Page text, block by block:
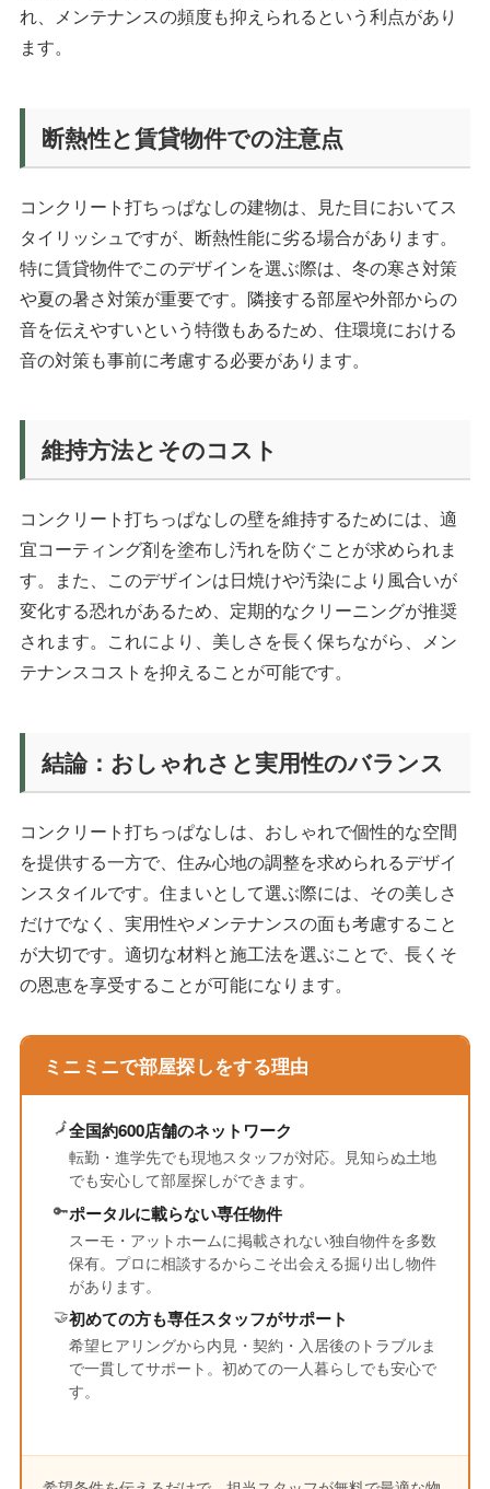
れ、メンテナンスの頻度も抑えられるという利点があり
ます。
断熱性と賃貸物件での注意点
コンクリート打ちっぱなしの建物は、見た目においてス
タイリッシュですが、断熱性能に劣る場合があります。
特に賃貸物件でこのデザインを選ぶ際は、冬の寒さ対策
や夏の暑さ対策が重要です。隣接する部屋や外部からの
音を伝えやすいという特徴もあるため、住環境における
音の対策も事前に考慮する必要があります。
維持方法とそのコスト
コンクリート打ちっぱなしの壁を維持するためには、適
宜コーティング剤を塗布し汚れを防ぐことが求められま
す。また、このデザインは日焼けや汚染により風合いが
変化する恐れがあるため、定期的なクリーニングが推奨
されます。これにより、美しさを長く保ちながら、メン
テナンスコストを抑えることが可能です。
結論：おしゃれさと実用性のバランス
コンクリート打ちっぱなしは、おしゃれで個性的な空間
を提供する一方で、住み心地の調整を求められるデザイ
ンスタイルです。住まいとして選ぶ際には、その美しさ
だけでなく、実用性やメンテナンスの面も考慮すること
が大切です。適切な材料と施工法を選ぶことで、長くそ
の恩恵を享受することが可能になります。
ミニミニで部屋探しをする理由
🗾全国約600店舗のネットワーク
転勤・進学先でも現地スタッフが対応。見知らぬ土地
でも安心して部屋探しができます。
🔑ポータルに載らない専任物件
スーモ・アットホームに掲載されない独自物件を多数
保有。プロに相談するからこそ出会える掘り出し物件
があります。
🤝初めての方も専任スタッフがサポート
希望ヒアリングから内見・契約・入居後のトラブルま
で一貫してサポート。初めての一人暮らしでも安心で
す。